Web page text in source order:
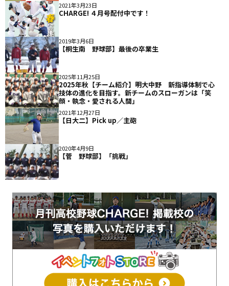
2021年3月23日
CHARGE! ４月号配付中です！
2019年3月6日
【桐生南 野球部】最後の卒業生
2025年11月25日
2025年秋【チーム紹介】明大中野 新指導体制で心
技体の進化を目指す。新チームのスローガンは「笑
顔・執念・愛される人間」
2021年12月27日
【日大二】Pick up／主砲
2020年4月9日
【菅 野球部】「挑戦」